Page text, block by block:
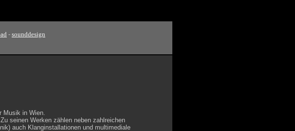
- sounddesign
Musik in Wien.
seinen Werken zählen neben zahlreichen
auch Klanginstallationen und multimediale